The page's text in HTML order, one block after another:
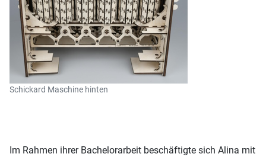
Schickard Maschine hinten
Im Rahmen ihrer Bachelorarbeit beschäftigte sich Alina mit